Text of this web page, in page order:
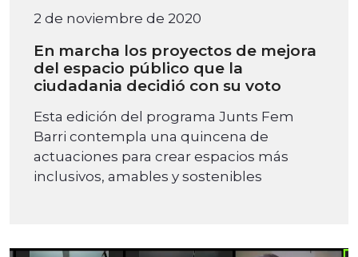
2 de noviembre de 2020
En marcha los proyectos de mejora
del espacio público que la
ciudadania decidió con su voto
Esta edición del programa Junts Fem
Barri contempla una quincena de
actuaciones para crear espacios más
inclusivos, amables y sostenibles